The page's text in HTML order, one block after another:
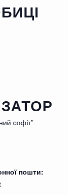
приход
планы
софіт”
пошти: